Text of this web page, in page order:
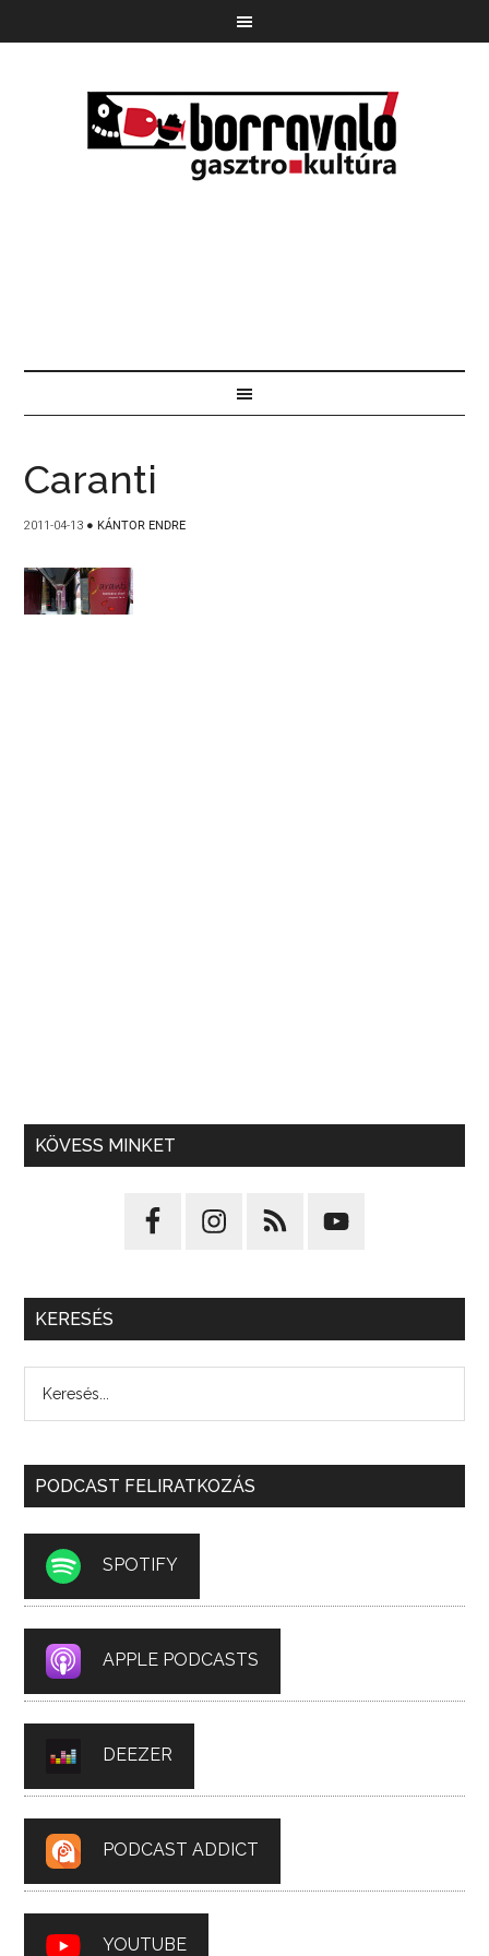
Caranti
2011-04-13 ● KÁNTOR ENDRE
KÖVESS MINKET
KERESÉS
PODCAST FELIRATKOZÁS
SPOTIFY
APPLE PODCASTS
DEEZER
PODCAST ADDICT
YOUTUBE